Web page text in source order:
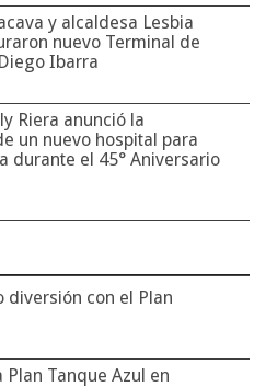
y alcaldesa Lesbia
nuevo Terminal de
Ibarra
Riera anunció la
un nuevo hospital para
durante el 45° Aniversario
diversión con el Plan
Tanque Azul en